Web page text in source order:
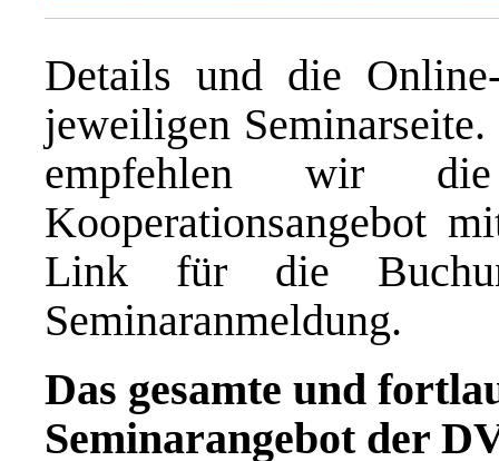
Details und die
jeweiligen
empfehlen wir
Kooperationsangebot
Link für die
Seminaranmeldung.
Das gesamte und
Seminarangebot der